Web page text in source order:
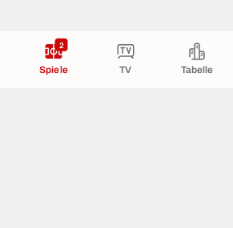
Spiele
2
TV Tabelle